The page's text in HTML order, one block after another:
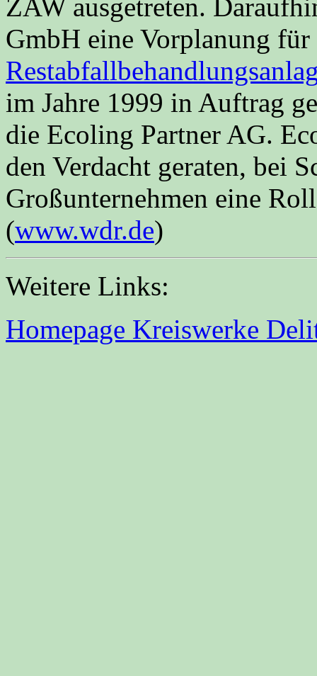
ZAW ausgetreten.
GmbH eine Vorplanung
im Jahre 1999 in Auftrag
die Ecoling Partner AG.
den Verdacht geraten, bei
Großunternehmen eine
(www.wdr.de)
Weitere Links:
Homepage Kreiswerke